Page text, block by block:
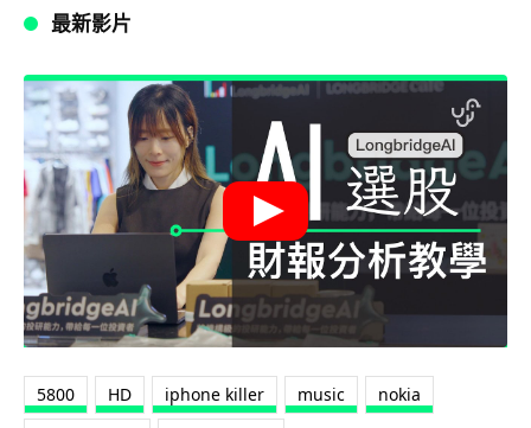
最新影片
5800 HD iphone killer music
nokia